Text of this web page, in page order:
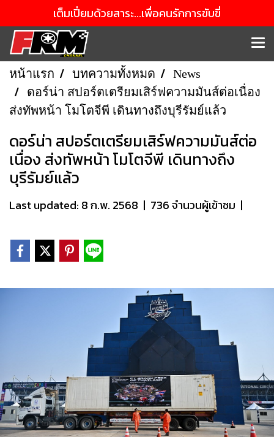
เต็มเปี่ยมด้วยสาระ...เพื่อคนรักการขับขี่
หน้าแรก บทความทั้งหมด
News
ดอร์น่า สปอร์ตเตรียมเสิร์ฟความมันส์ต่อเนื่อง
ส่งทัพหน้า โมโตจีพี เดินทางถึงบุรีรัมย์แล้ว
ดอร์น่า สปอร์ตเตรียมเสิร์ฟความมันส์ต่อ
เนื่อง ส่งทัพหน้า โมโตจีพี เดินทางถึง
บุรีรัมย์แล้ว
Last updated: 8 ก.พ. 2568 | 736 จำนวนผู้เข้าชม |